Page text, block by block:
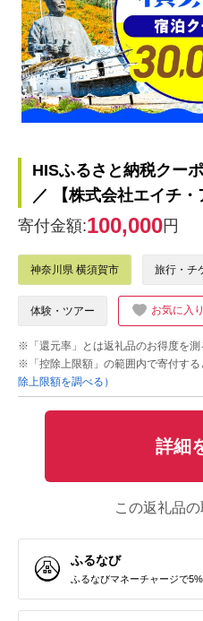
HISふるさと納税クー
／ 【株式会社エイチ
寄付金額:100,000円
神奈川県 横須賀市 旅行・チ
体験・ツアー お気に入り
※「還元率」とは返礼品のお得度を測
※「控除上限額」の範囲内で寄付す
除上限額を調べる）
詳細
この返礼品
ふるなび
ふるなびマネーチャージで5%